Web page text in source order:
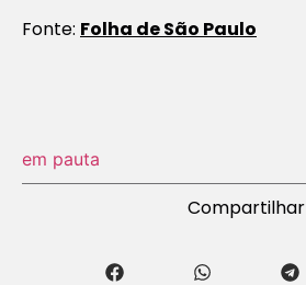
Fonte: Folha de São Paulo
em pauta
Compartilhar